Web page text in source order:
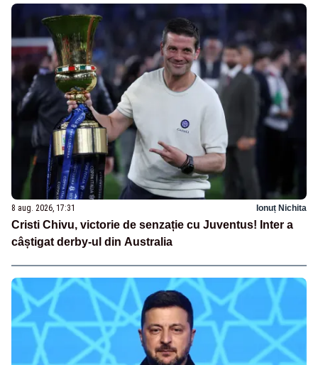
8 aug. 2026, 17:31 Ionuț Nichita
Cristi Chivu, victorie de senzație cu Juventus! Inter a
câștigat derby-ul din Australia